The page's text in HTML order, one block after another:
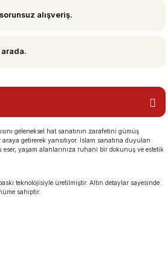
alışveriş.
geleneksel hat sanatının zarafetini gümüş
getirerek yansıtıyor. İslam sanatına duyulan
eser, yaşam alanlarınıza ruhani bir dokunuş ve estetik
teknolojisiyle üretilmiştir. Altın detaylar sayesinde
sahiptir.